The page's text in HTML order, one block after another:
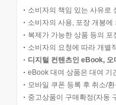
소비자의 책임 있는 사유로
소비자의 사용, 포장 개봉
복제가 가능한 상품 등의
소비자의 요청에 따라 개별
디지털 컨텐츠인 eBook,
eBook 대여 상품은 대여 기
모바일 쿠폰 등록 후 취소/
중고상품이 구매확정(자동